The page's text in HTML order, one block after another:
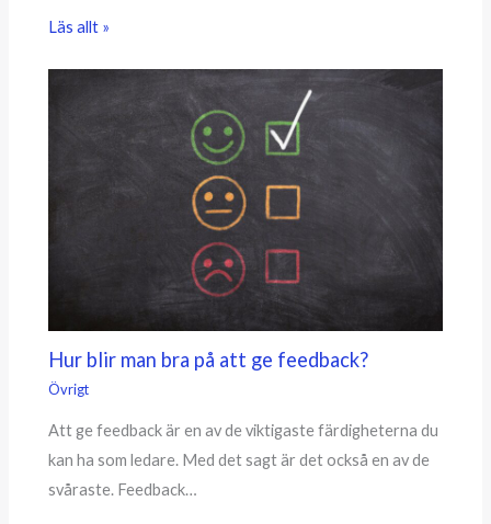
Läs allt »
Hur blir man bra på att ge feedback?
Övrigt
Att ge feedback är en av de viktigaste färdigheterna du
kan ha som ledare. Med det sagt är det också en av de
svåraste. Feedback…